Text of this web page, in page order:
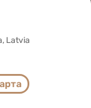
Latvia